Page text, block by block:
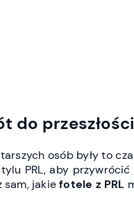
do przeszłości
osób były to
PRL, aby
sam, jakiefotele z PRL